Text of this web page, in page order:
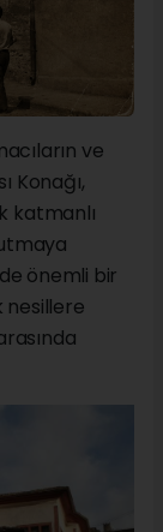
ve
Konağı,
katmanlı
önemli bir
nesillere